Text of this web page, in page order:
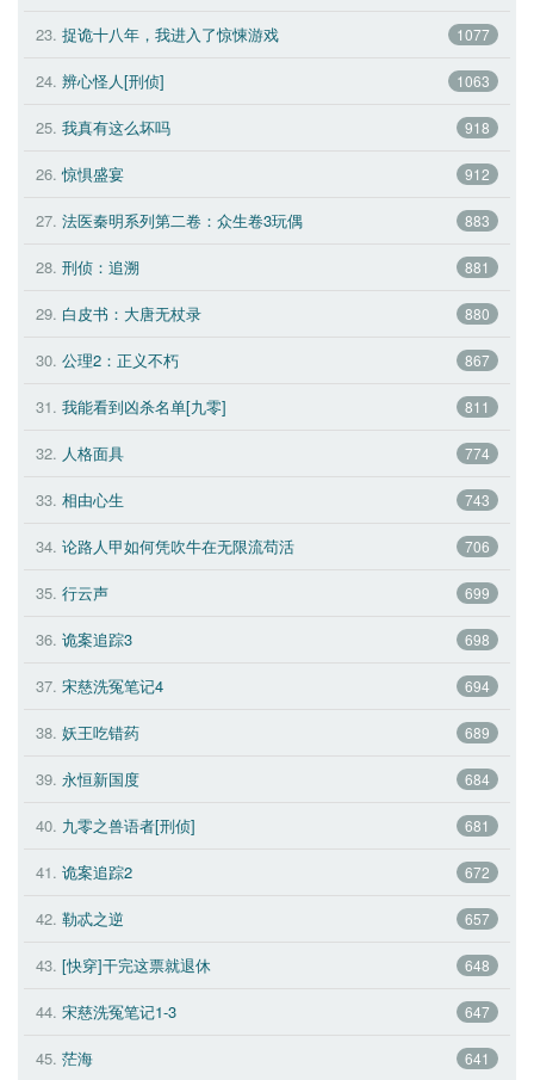
1077
23. 捉诡十八年，我进入了惊悚游戏
1063
24. 辨心怪人[刑侦]
918
25. 我真有这么坏吗
912
26. 惊惧盛宴
883
27. 法医秦明系列第二卷：众生卷3玩偶
881
28. 刑侦：追溯
880
29. 白皮书：大唐无杖录
867
30. 公理2：正义不朽
811
31. 我能看到凶杀名单[九零]
774
32. 人格面具
743
33. 相由心生
706
34. 论路人甲如何凭吹牛在无限流苟活
699
35. 行云声
698
36. 诡案追踪3
694
37. 宋慈洗冤笔记4
689
38. 妖王吃错药
684
39. 永恒新国度
681
40. 九零之兽语者[刑侦]
672
41. 诡案追踪2
657
42. 勒忒之逆
648
43. [快穿]干完这票就退休
647
44. 宋慈洗冤笔记1-3
641
45. 茫海